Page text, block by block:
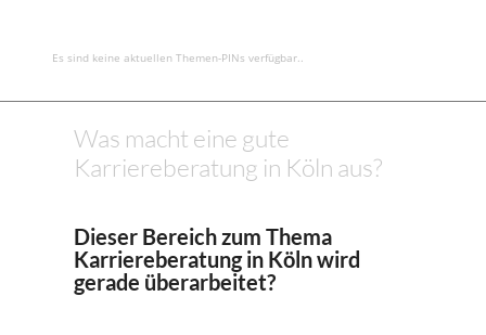
Es sind keine aktuellen Themen-PINs verfügbar..
Was macht eine gute
Karriereberatung in Köln aus?
Dieser Bereich zum Thema
Karriereberatung in Köln wird
gerade überarbeitet?